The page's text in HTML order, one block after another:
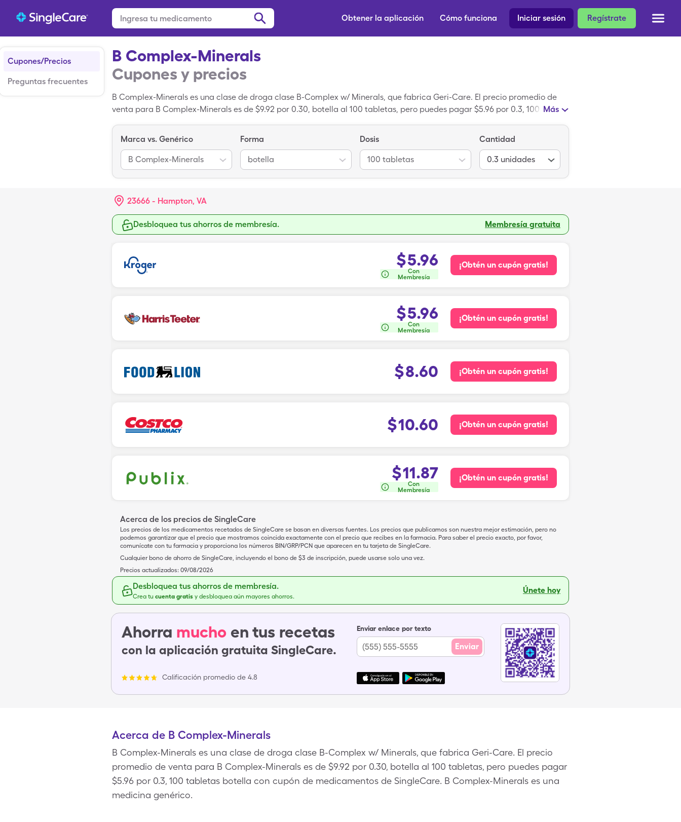
Regístrate
Iniciar sesión
Cómo funciona
Obtener la aplicación
Cupones/Precios
Preguntas frecuentes
B Complex-Minerals
Cupones y precios
B Complex-Minerals es una clase de droga clase B-Complex w/ Minerals, que fabrica Geri-Care. El precio promedio de
venta para B Complex-Minerals es de $9.92 por 0.30, botella al 100 tabletas, pero puedes pagar $5.96 por 0.3, 100 Más
Marca vs. Genérico
B Complex-Minerals
Forma
botella
Dosis
100 tabletas
Cantidad
0.3 unidades
23666 - Hampton, VA
Desbloquea tus ahorros de membresía. Membresía gratuita
$5.96
Con
Membresía
¡Obtén un cupón gratis!
$5.96
Con
Membresía
¡Obtén un cupón gratis!
$8.60 ¡Obtén un cupón gratis!
$10.60 ¡Obtén un cupón gratis!
$11.87
Con
Membresía
¡Obtén un cupón gratis!
Acerca de los precios de SingleCare
Los precios de los medicamentos recetados de SingleCare se basan en diversas fuentes. Los precios que publicamos son nuestra mejor estimación, pero no
podemos garantizar que el precio que mostramos coincida exactamente con el precio que recibes en la farmacia. Para saber el precio exacto, por favor,
comunícate con tu farmacia y proporciona los números BIN/GRP/PCN que aparecen en tu tarjeta de SingleCare.
Cualquier bono de ahorro de SingleCare, incluyendo el bono de $3 de inscripción, puede usarse solo una vez.
Precios actualizados: 09/08/2026
Desbloquea tus ahorros de membresía.
Crea tu cuenta gratis y desbloquea aún mayores ahorros.
Únete hoy
Ahorra mucho en tus recetas
con la aplicación gratuita SingleCare.
Calificación promedio de 4.8
Enviar enlace por texto
Enviar
Acerca de B Complex-Minerals
B Complex-Minerals es una clase de droga clase B-Complex w/ Minerals, que fabrica Geri-Care. El precio
promedio de venta para B Complex-Minerals es de $9.92 por 0.30, botella al 100 tabletas, pero puedes pagar
$5.96 por 0.3, 100 tabletas botella con cupón de medicamentos de SingleCare. B Complex-Minerals es una
medicina genérico.